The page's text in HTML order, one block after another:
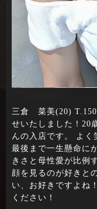
三倉 菜美(20)
せいたしました！20
んの入店です。 よく
最後まで一生懸命に
きさと母性愛が比例
顔を見るのが好きと
い、お好きですよね
ください！